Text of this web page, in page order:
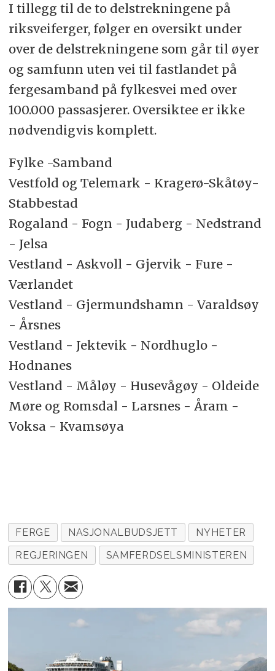
I tillegg til de to delstrekningene på
riksveiferger, følger en oversikt under
over de delstrekningene som går til øyer
og samfunn uten vei til fastlandet på
fergesamband på fylkesvei med over
100.000 passasjerer. Oversiktee er ikke
nødvendigvis komplett.
Fylke -Samband
Vestfold og Telemark - Kragerø-Skåtøy-
Stabbestad
Rogaland - Fogn - Judaberg - Nedstrand
- Jelsa
Vestland - Askvoll - Gjervik - Fure -
Værlandet
Vestland - Gjermundshamn - Varaldsøy
- Årsnes
Vestland - Jektevik - Nordhuglo -
Hodnanes
Vestland - Måløy - Husevågøy - Oldeide
Møre og Romsdal - Larsnes - Åram -
Voksa - Kvamsøya
FERGE NASJONALBUDSJETT
NYHETER
REGJERINGEN
SAMFERDSELSMINISTEREN